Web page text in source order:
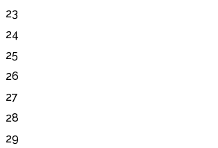
23
24
25
26
27
28
29